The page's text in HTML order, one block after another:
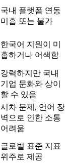
국내 플랫폼 연동
미흡 또는 불가
한국어 지원이 미
흡하거나 어색함
강력하지만 국내
기업 문화와 상이
할 수 있음
시차 문제, 언어 장
벽으로 인한 소통
어려움
글로벌 표준 지표
위주로 제공